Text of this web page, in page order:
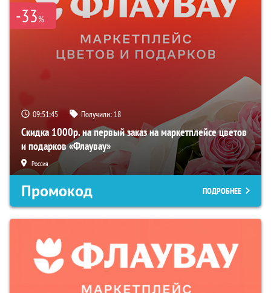
-33%
09:51:44 Получили: 18
Скидка 1000р. на первый заказ на маркетплейсе цветов
и подарков «Флаувау»
Россия
Промокод ПОДРОБНЕЕ